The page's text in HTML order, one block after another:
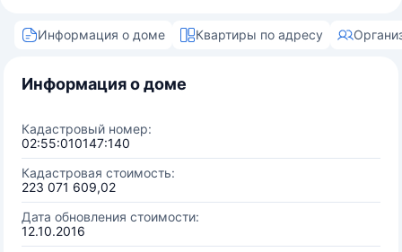
Информация о доме Квартиры по адресу
Информация о доме
Кадастровый номер:
02:55:010147:140
Кадастровая стоимость:
223 071 609,02
Дата обновления стоимости:
12.10.2016